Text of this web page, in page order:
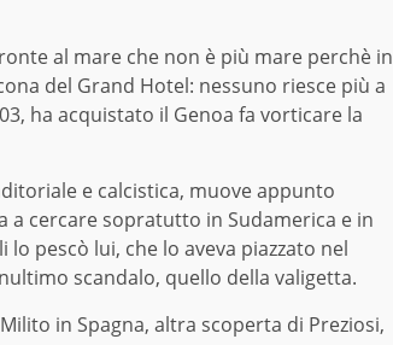
al mare che non è più mare perchè in
del Grand Hotel: nessuno riesce più a
ha acquistato il Genoa fa vorticare la
e calcistica, muove appunto
cercare sopratutto in Sudamerica e in
lo pescò lui, che lo aveva piazzato nel
scandalo, quello della valigetta.
in Spagna, altra scoperta di Preziosi,